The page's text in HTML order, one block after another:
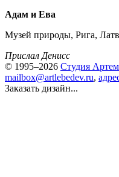
Адам и Ева
Музей природы, Рига,
Прислал Денисс
© 1995–2026 Студия
mailbox@artlebedev.ru,
Заказать дизайн...